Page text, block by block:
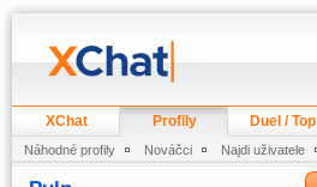
XChat Profily Duel / Top
Náhodné profily Nováčci Najdi uživatele